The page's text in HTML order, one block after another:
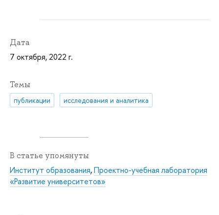
Дата
7 октября, 2022 г.
Темы
публикации исследования и аналитика
В статье упомянуты
Институт образования,Проектно-учебная лаборатория
«Развитие университетов»